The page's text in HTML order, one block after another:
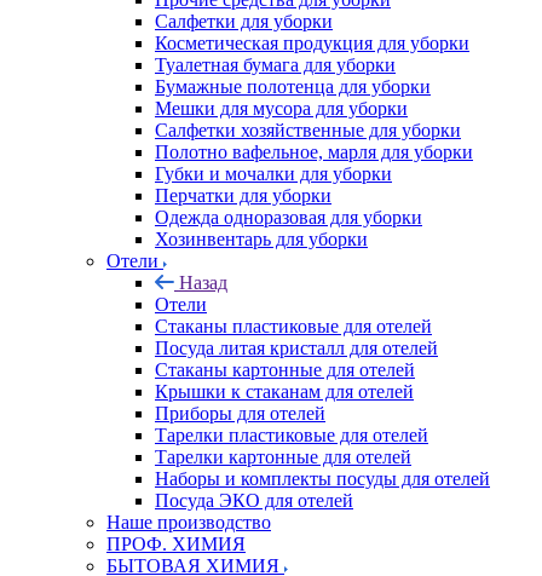
Салфетки для уборки
Косметическая продукция для уборки
Туалетная бумага для уборки
Бумажные полотенца для уборки
Мешки для мусора для уборки
Салфетки хозяйственные для уборки
Полотно вафельное, марля для уборки
Губки и мочалки для уборки
Перчатки для уборки
Одежда одноразовая для уборки
Хозинвентарь для уборки
Отели
Назад
Отели
Стаканы пластиковые для отелей
Посуда литая кристалл для отелей
Стаканы картонные для отелей
Крышки к стаканам для отелей
Приборы для отелей
Тарелки пластиковые для отелей
Тарелки картонные для отелей
Наборы и комплекты посуды для отелей
Посуда ЭКО для отелей
Наше производство
ПРОФ. ХИМИЯ
БЫТОВАЯ ХИМИЯ